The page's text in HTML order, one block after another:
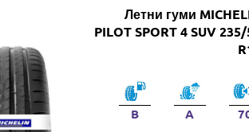
Летни гуми
PILOT SPORT 4 SUV
B A